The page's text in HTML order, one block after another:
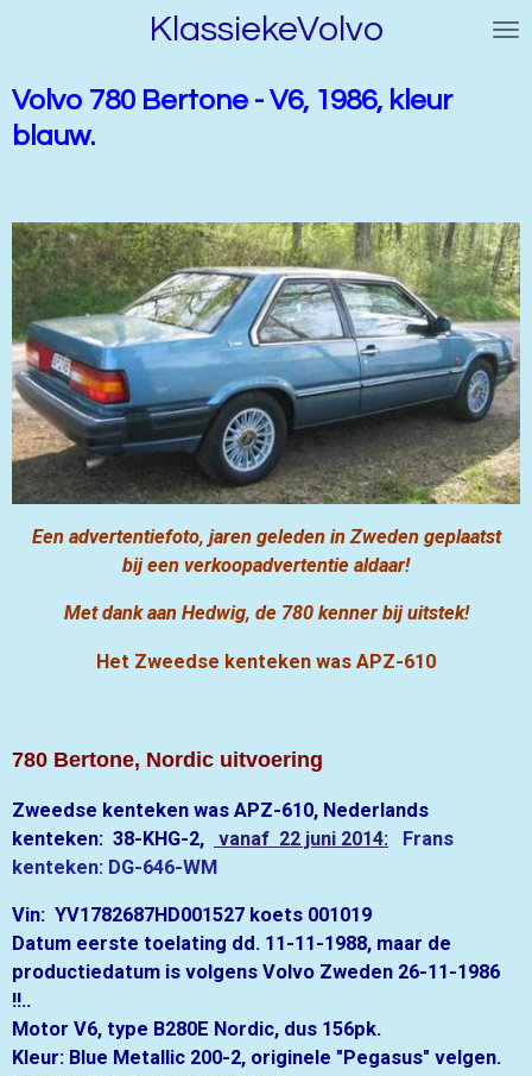
de
hoofdinhoud
KlassiekeVolvo
Volvo 780 Bertone - V6, 1986, kleur
blauw.
Een advertentiefoto, jaren geleden in Zweden geplaatst
bij een verkoopadvertentie aldaar!
Met dank aan Hedwig, de 780 kenner bij uitstek!
Het Zweedse kenteken was APZ-610
780 Bertone, Nordic uitvoering
Zweedse kenteken was APZ-610, Nederlands
kenteken: 38-KHG-2,
vanaf 22 juni 2014:
Frans
kenteken: DG-646-WM
Vin: YV1782687HD001527 koets 001019
Datum eerste toelating dd. 11-11-1988, maar de
productiedatum is volgens Volvo Zweden 26-11-1986
!!..
Motor V6, type B280E Nordic, dus 156pk.
Kleur: Blue Metallic 200-2, originele "Pegasus" velgen.